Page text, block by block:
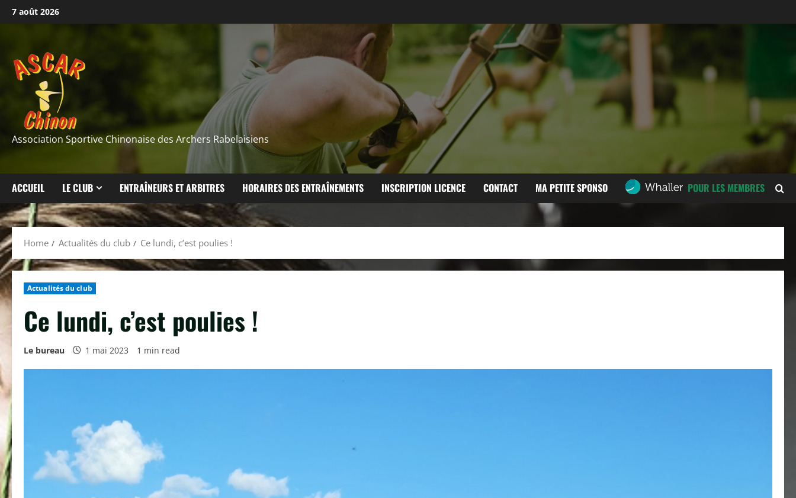
Skip
to
7 août 2026
Association Sportive Chinonaise des Archers Rabelaisiens
ACCUEIL LE CLUB ENTRAÎNEURS ET ARBITRES HORAIRES DES ENTRAÎNEMENTS INSCRIPTION LICENCE CONTACT MA PETITE SPONSO POUR LES MEMBRES
Home Actualités du club Ce lundi, c’est poulies !
Actualités du club
Ce lundi, c’est poulies !
Le bureau 1 mai 2023 1 min read